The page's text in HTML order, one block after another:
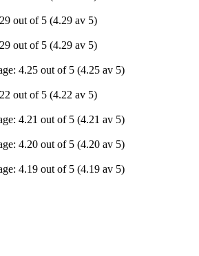
(4.29 av 5)
(4.29 av 5)
(4.25 av 5)
(4.22 av 5)
(4.21 av 5)
(4.20 av 5)
(4.19 av 5)